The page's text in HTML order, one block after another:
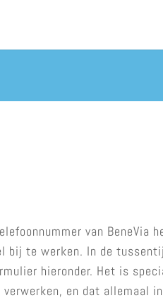
van BeneVia
bij te werken. In de
hieronder. Het is
en dat allemaal